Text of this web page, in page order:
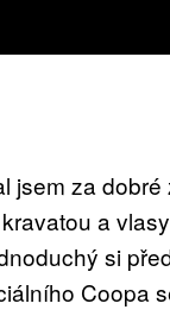
jsem za
a
si
Coopa